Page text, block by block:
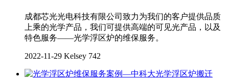
成都芯光光电科技有限公司致力为我们的客户提供品质
上乘的光学产品，我们可提供高端的可见光产品，以及
特色服务——光学浮区炉的维保服务。
2022-11-29 Kelsey 742